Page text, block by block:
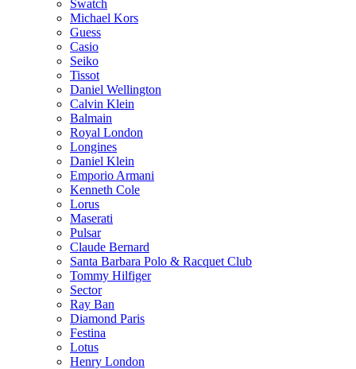
Swatch
Michael Kors
Guess
Casio
Seiko
Tissot
Daniel Wellington
Calvin Klein
Balmain
Royal London
Longines
Daniel Klein
Emporio Armani
Kenneth Cole
Lorus
Maserati
Pulsar
Claude Bernard
Santa Barbara Polo & Racquet Club
Tommy Hilfiger
Sector
Ray Ban
Diamond Paris
Festina
Lotus
Henry London